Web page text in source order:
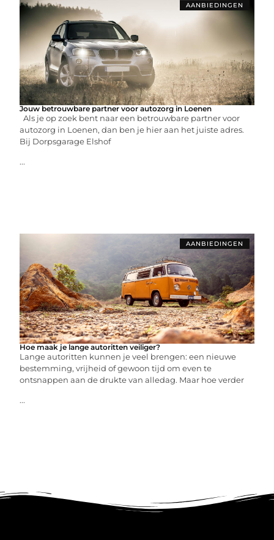
AANBIEDINGEN
Jouw betrouwbare partner voor autozorg in Loenen
Als je op zoek bent naar een betrouwbare partner voor
autozorg in Loenen, dan ben je hier aan het juiste adres.
Bij Dorpsgarage Elshof
...
AANBIEDINGEN
Hoe maak je lange autoritten veiliger?
Lange autoritten kunnen je veel brengen: een nieuwe
bestemming, vrijheid of gewoon tijd om even te
ontsnappen aan de drukte van alledag. Maar hoe verder
...